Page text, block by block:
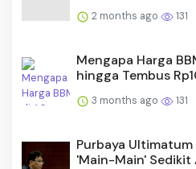
2 months ago 131
Mengapa Harga
hingga Tembus
3 months ago 131
Purbaya Ultimatum
'Main-Main' Sedikit